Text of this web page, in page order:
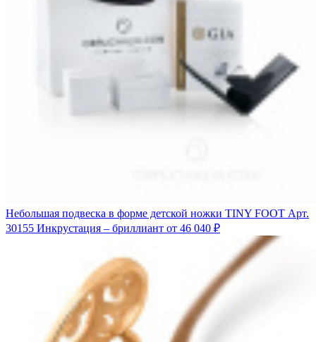
Небольшая подвеска в форме детской ножки TINY FOOT Арт.
30155 Инкрустация – бриллиант от 46 040 ₽